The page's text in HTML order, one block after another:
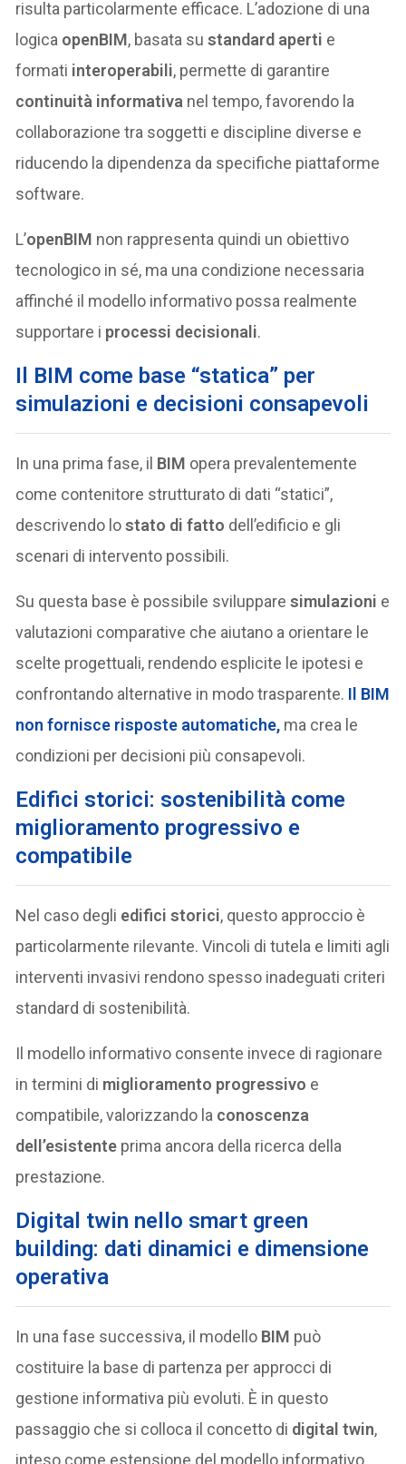
risulta particolarmente efficace. L’adozione di una
logica openBIM, basata sustandard aperti e
formati interoperabili, permette di garantire
continuità informativa nel tempo, favorendo la
collaborazione tra soggetti e discipline diverse e
riducendo la dipendenza da specifiche piattaforme
software.
L’openBIM non rappresenta quindi un obiettivo
tecnologico in sé, ma una condizione necessaria
affinché il modello informativo possa realmente
supportare i processi decisionali.
Il BIM come base “statica” per
simulazioni e decisioni consapevoli
In una prima fase, il BIM opera prevalentemente
come contenitore strutturato di dati “statici”,
descrivendo lostato di fatto dell’edificio e gli
scenari di intervento possibili.
Su questa base è possibile svilupparesimulazioni e
valutazioni comparative che aiutano a orientare le
scelte progettuali, rendendo esplicite le ipotesi e
confrontando alternative in modo trasparente. Il BIM
non fornisce risposte automatiche, ma crea le
condizioni per decisioni più consapevoli.
Edifici storici: sostenibilità come
miglioramento progressivo e
compatibile
Nel caso degli edifici storici, questo approccio è
particolarmente rilevante. Vincoli di tutela e limiti agli
interventi invasivi rendono spesso inadeguati criteri
standard di sostenibilità.
Il modello informativo consente invece di ragionare
in termini di miglioramento progressivo e
compatibile, valorizzando la conoscenza
dell’esistente prima ancora della ricerca della
prestazione.
Digital twin nello smart green
building: dati dinamici e dimensione
operativa
In una fase successiva, il modello BIM può
costituire la base di partenza per approcci di
gestione informativa più evoluti. È in questo
passaggio che si colloca il concetto di digital twin,
inteso come estensione del modello informativo